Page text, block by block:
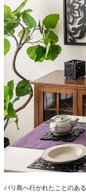
バリ島へ行かれたことのあ